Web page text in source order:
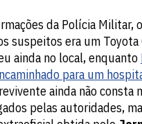
da Polícia Militar,
suspeitos era um Toyota
ainda no local, enquanto
para um
ainda não consta
pelas autoridades,